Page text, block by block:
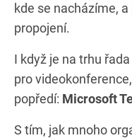
kde se nacházíme,
propojení.
I když je na trhu
pro
popředí: Microsoft
S tím, jak mnoho